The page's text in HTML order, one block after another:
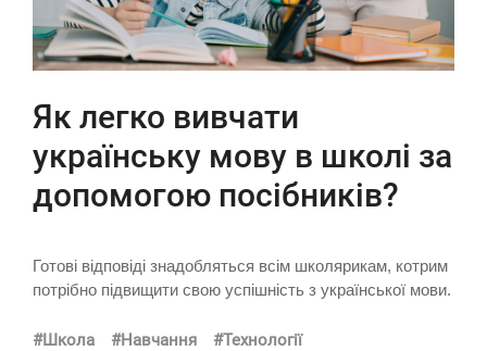
Як легко вивчати
українську мову в школі за
допомогою посібників?
Готові відповіді знадобляться всім школярикам, котрим
потрібно підвищити свою успішність з української мови.
#Школа #Навчання #Технології